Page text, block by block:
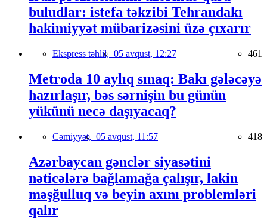
buludlar: istefa təkzibi Tehrandakı
hakimiyyət mübarizəsini üzə çıxarır
Ekspress təhlil, 05 avqust, 12:27 461
Metroda 10 aylıq sınaq: Bakı gələcəyə
hazırlaşır, bəs sərnişin bu günün
yükünü necə daşıyacaq?
Cəmiyyət, 05 avqust, 11:57 418
Azərbaycan gənclər siyasətini
nəticələrə bağlamağa çalışır, lakin
məşğulluq və beyin axını problemləri
qalır